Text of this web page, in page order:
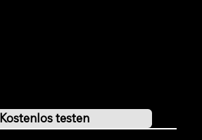
Kostenlos testen